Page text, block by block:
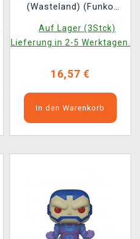
(Wasteland) (Funko
Auf Lager (3Stck)
Lieferung in 2-5 Werktagen.
16,57 €
In den Warenkorb